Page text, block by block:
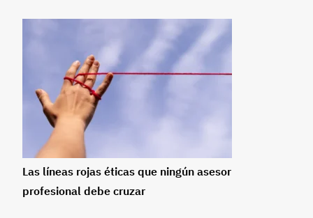
Las líneas rojas éticas que ningún asesor
profesional debe cruzar